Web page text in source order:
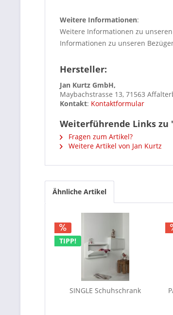
Weitere Informationen:
Weitere Informationen zu
Informationen zu unseren
Hersteller:
Jan Kurtz GmbH,
Maybachstrasse 13, 71563
Kontakt: Kontaktformular
Weiterführende Links zu
Fragen zum Artikel?
Weitere Artikel von Jan Kurtz
Ähnliche Artikel
TIPP!
SINGLE Schuhschrank